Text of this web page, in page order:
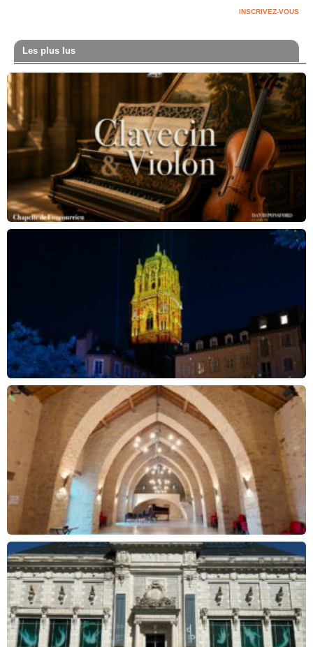
INSCRIVEZ-VOUS
Les plus lus